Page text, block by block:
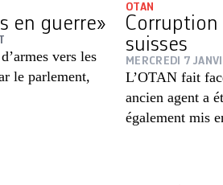
en guerre»
vers les
le parlement,
OTAN
Corruption
suisses
MERCREDI 7
L’OTAN fait
ancien agent a
également mis